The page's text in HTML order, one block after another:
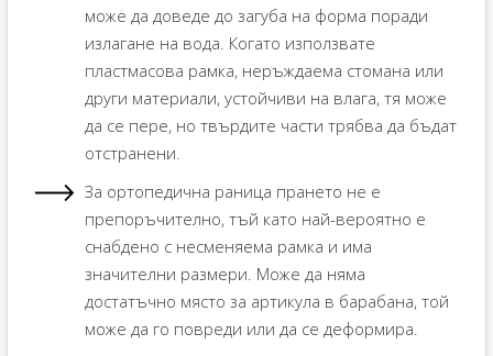
може да доведе до загуба на форма поради
излагане на вода. Когато използвате
пластмасова рамка, неръждаема стомана или
други материали, устойчиви на влага, тя може
да се пере, но твърдите части трябва да бъдат
отстранени.
За ортопедична раница прането не е
препоръчително, тъй като най-вероятно е
снабдено с несменяема рамка и има
значителни размери. Може да няма
достатъчно място за артикула в барабана, той
може да го повреди или да се деформира.